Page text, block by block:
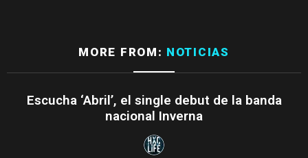
MORE FROM: NOTICIAS
Escucha ‘Abril’, el single debut de la banda
nacional Inverna